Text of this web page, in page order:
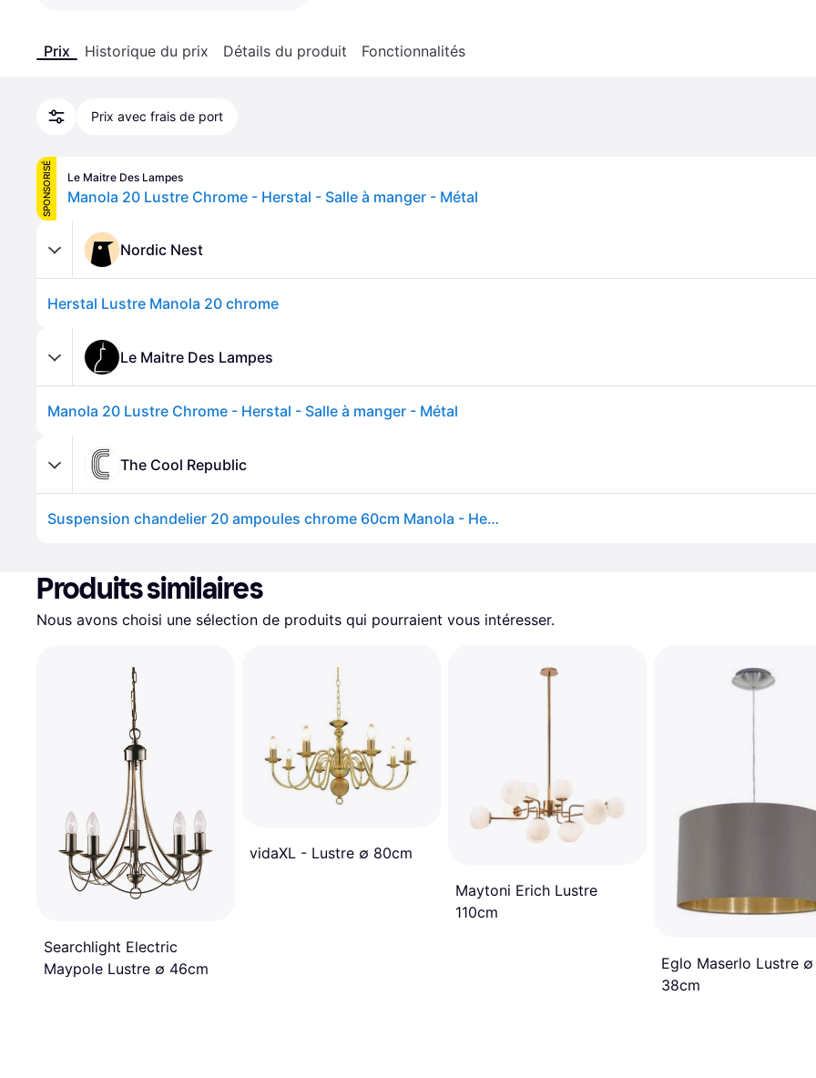
Prix Historique du prix Détails du produit Fonctionnalités
Prix avec frais de port
SPONSORISÉ Le Maitre Des Lampes
Manola 20 Lustre Chrome - Herstal - Salle à manger - Métal
Nordic Nest
Herstal Lustre Manola 20 chrome
Le Maitre Des Lampes
Manola 20 Lustre Chrome - Herstal - Salle à manger - Métal
The Cool Republic
Suspension chandelier 20 ampoules chrome 60cm Manola - Herstal
Produits similaires
Nous avons choisi une sélection de produits qui pourraient vous intéresser.
Searchlight Electric
Maypole Lustre ∅ 46cm
vidaXL - Lustre ∅ 80cm
Maytoni Erich Lustre
110cm
Eglo Maserlo Lustre ∅
38cm